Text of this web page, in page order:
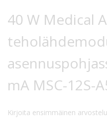
loppuun
alkuun
40 W Medical
mA MSC-12S-
Kirjoita ensimmäinen arvostelu